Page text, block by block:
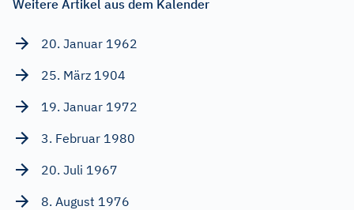
Weitere Artikel aus dem Kalender
20. Januar 1962
25. März 1904
19. Januar 1972
3. Februar 1980
20. Juli 1967
8. August 1976